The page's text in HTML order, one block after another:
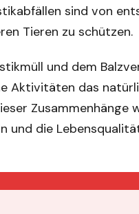
sind von
Tieren zu schützen.
und dem
Aktivitäten das
Zusammenhänge
und die